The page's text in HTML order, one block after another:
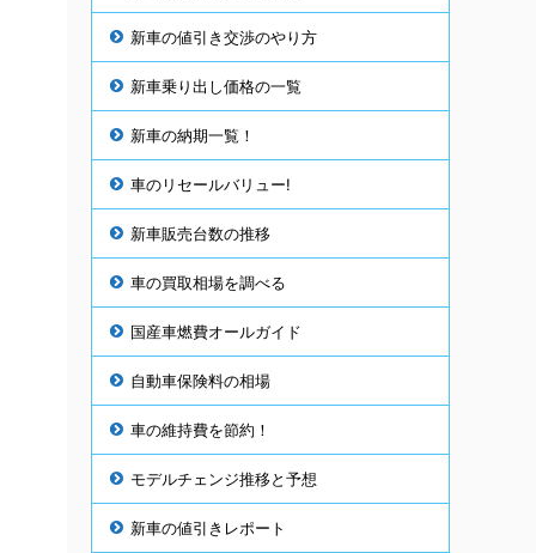
新車の値引き交渉のやり方
新車乗り出し価格の一覧
新車の納期一覧！
車のリセールバリュー!
新車販売台数の推移
車の買取相場を調べる
国産車燃費オールガイド
自動車保険料の相場
車の維持費を節約！
モデルチェンジ推移と予想
新車の値引きレポート